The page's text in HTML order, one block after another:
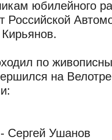
юбилейного
Российской
по
на
Сергей Ушанов